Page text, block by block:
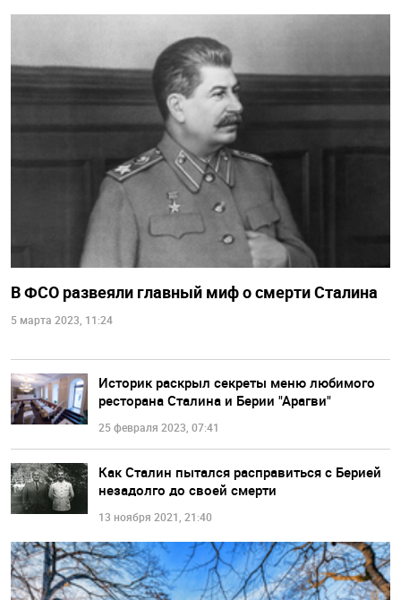
В ФСО развеяли главный миф о смерти Сталина
5 марта 2023, 11:24
Историк раскрыл секреты меню любимого
ресторана Сталина и Берии "Арагви"
25 февраля 2023, 07:41
Как Сталин пытался расправиться с Берией
незадолго до своей смерти
13 ноября 2021, 21:40